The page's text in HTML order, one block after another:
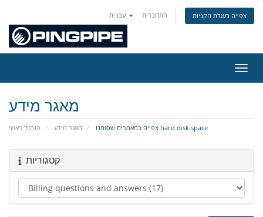
התחברות צפייה בעגלת הקניות
מאגר מידע
פורטל ראשי מאגר מידע צפייה במאמרים שסומנו hard disk space
קטגוריות